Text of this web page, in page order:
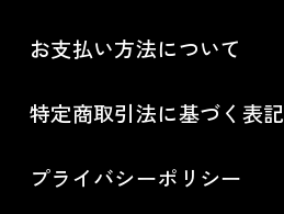
お支払い方法について
特定商取引法に基づく表記
プライバシーポリシー